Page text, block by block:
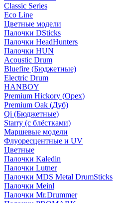
Classic Series
Eco Line
Цветные модели
Палочки DSticks
Палочки HeadHunters
Палочки HUN
Acoustic Drum
Bluefire (Бюджетные)
Electric Drum
HANBOY
Premium Hickory (Орех)
Premium Oak (Дуб)
Qi (Бюджетные)
Starry (с блёстками)
Маршевые модели
Флуоресцентные и UV
Цветные
Палочки Kaledin
Палочки Lutner
Палочки MDS Metal DrumSticks
Палочки Meinl
Палочки Mr.Drummer